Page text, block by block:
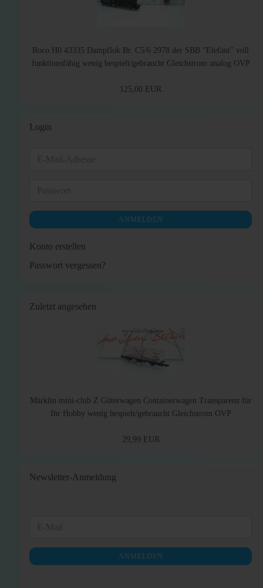
Roco H0 43335 Dampflok Br. C5/6 2978 der SBB "Elefant" voll
funktionsfähig wenig bespielt/gebraucht Gleichstrom analog OVP
125,00 EUR
Login
ANMELDEN
Konto erstellen
Passwort vergessen?
Zuletzt angesehen
Märklin mini-club Z Güterwagen Containerwagen Transparenz für
Ihr Hobby wenig bespielt/gebraucht Gleichstrom OVP
29,99 EUR
Newsletter-Anmeldung
NEWSLETTER-
ANMELDUNG
ANMELDEN